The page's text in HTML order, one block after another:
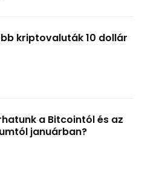
kriptovaluták 10 dollár
a Bitcointól és az
januárban?